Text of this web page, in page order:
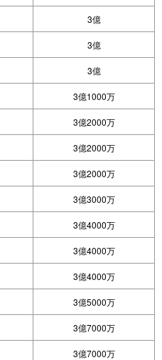
3億
3億
3億
3億1000万
3億2000万
3億2000万
3億2000万
3億3000万
3億4000万
3億4000万
3億4000万
3億5000万
3億7000万
3億7000万